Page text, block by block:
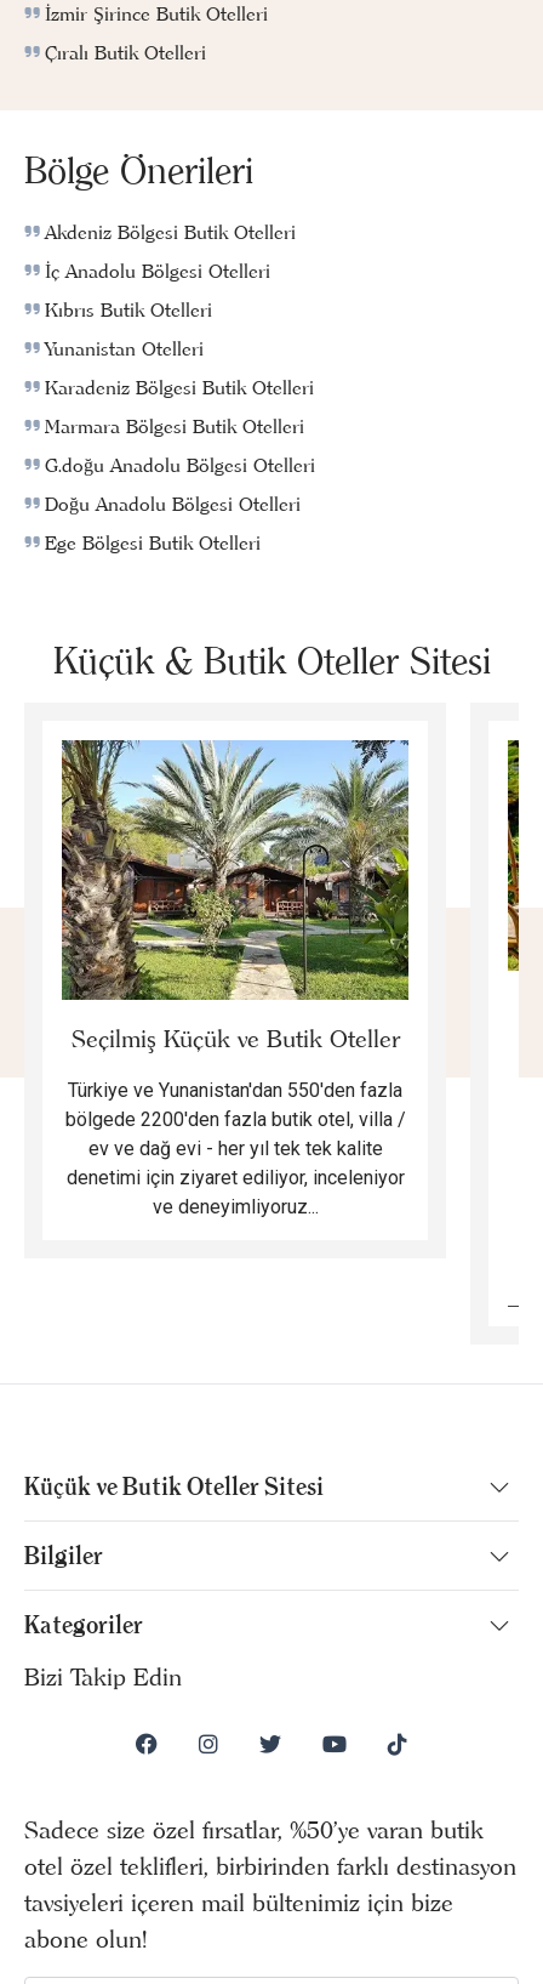
İzmir Şirince Butik Otelleri
Çıralı Butik Otelleri
Bölge Önerileri
Akdeniz Bölgesi Butik Otelleri
İç Anadolu Bölgesi Otelleri
Kıbrıs Butik Otelleri
Yunanistan Otelleri
Karadeniz Bölgesi Butik Otelleri
Marmara Bölgesi Butik Otelleri
G.doğu Anadolu Bölgesi Otelleri
Doğu Anadolu Bölgesi Otelleri
Ege Bölgesi Butik Otelleri
Küçük & Butik Oteller Sitesi
Seçilmiş Küçük ve Butik Oteller
Türkiye ve Yunanistan'dan 550'den fazla
bölgede 2200'den fazla butik otel, villa /
ev ve dağ evi - her yıl tek tek kalite
denetimi için ziyaret ediliyor, inceleniyor
ve deneyimliyoruz...
Küçük ve Butik Oteller Sitesi
Bilgiler
Kategoriler
Bizi Takip Edin
Sadece size özel fırsatlar, %50’ye varan butik
otel özel teklifleri, birbirinden farklı destinasyon
tavsiyeleri içeren mail bültenimiz için bize
abone olun!